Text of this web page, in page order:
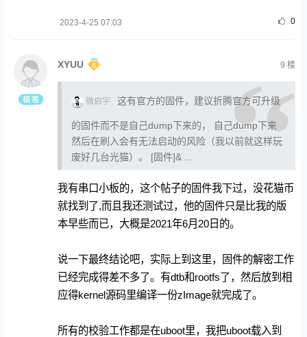
2023-4-25 07:03 0
XYUU 9 楼
微启宇 这有官方的固件，建议折腾官方可升级
的固件而不是自己dump下来的， 自己dump下来
然后在刷入会有无法启动的风险（我以前就这样玩
废好几台光猫）。 [固件]& ...
我有串口小板的，这个帖子的固件我下过，没花猫币
就找到了,而且我还测试过，他的固件只是比我的版
本早些而已，大概是2021年6月20日的。
说一下最终结论吧，实际上到这里，固件的解密工作
已经完成得差不多了。有dtb和rootfs了，然后放到相
应得kernel源码里编译一份zImage就完成了。
所有的校验工作都是在uboot里，我把uboot载入到